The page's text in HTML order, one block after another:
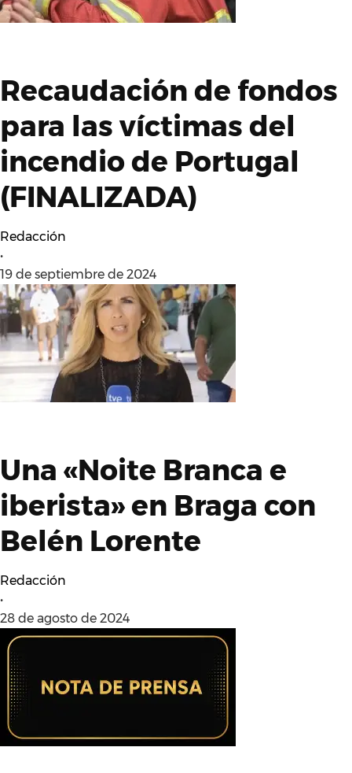
Recaudación de fondos
para las víctimas del
incendio de Portugal
(FINALIZADA)
Redacción
•
19 de septiembre de 2024
Una «Noite Branca e
iberista» en Braga con
Belén Lorente
Redacción
•
28 de agosto de 2024